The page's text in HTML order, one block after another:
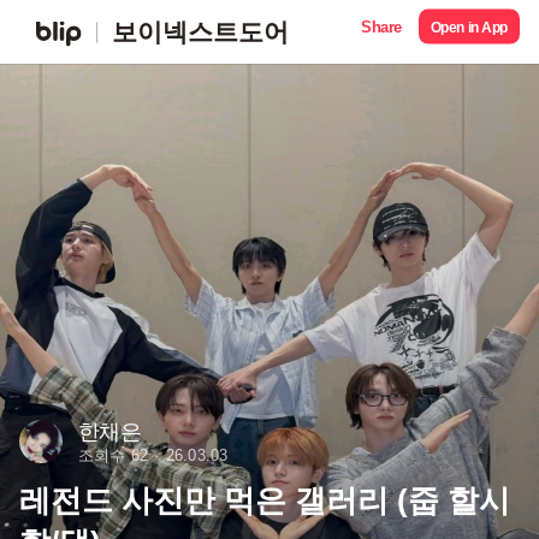
보이넥스트도어 Share Open in App
한채은
조회수 62 26.03.03
레전드 사진만 먹은 갤러리 (줍 할시